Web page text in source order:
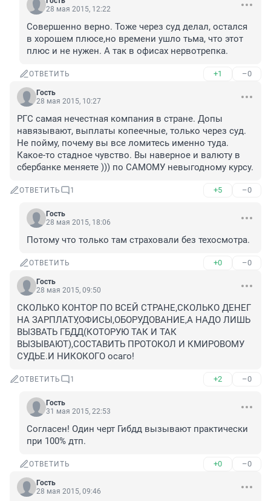
28 мая 2015, 12:22
Совершенно верно. Тоже через суд делал, остался
в хорошем плюсе,но времени ушло тьма, что этот
плюс и не нужен. А так в офисах нервотрепка.
ОТВЕТИТЬ +1 –0
Гость
28 мая 2015, 10:27
РГС самая нечестная компания в стране. Допы
навязывают, выплаты копеечные, только через суд.
Не пойму, почему вы все ломитесь именно туда.
Какое-то стадное чувство. Вы наверное и валюту в
сбербанке меняете ))) по САМОМУ невыгодному курсу.
ОТВЕТИТЬ 1 +5 –0
Гость
28 мая 2015, 18:06
Потому что только там страховали без техосмотра.
ОТВЕТИТЬ +0 –0
Гость
28 мая 2015, 09:50
СКОЛЬКО КОНТОР ПО ВСЕЙ СТРАНЕ,СКОЛЬКО ДЕНЕГ
НА ЗАРПЛАТУ,ОФИСЫ,ОБОРУДОВАНИЕ,А НАДО ЛИШЬ
ВЫЗВАТЬ ГБДД(КОТОРУЮ ТАК И ТАК
ВЫЗЫВАЮТ),СОСТАВИТЬ ПРОТОКОЛ И КМИРОВОМУ
СУДЬЕ.И НИКОКОГО осаго!
ОТВЕТИТЬ 1 +2 –0
Гость
31 мая 2015, 22:53
Согласен! Один черт Гибдд вызывают практически
при 100% дтп.
ОТВЕТИТЬ +0 –0
Гость
28 мая 2015, 09:46